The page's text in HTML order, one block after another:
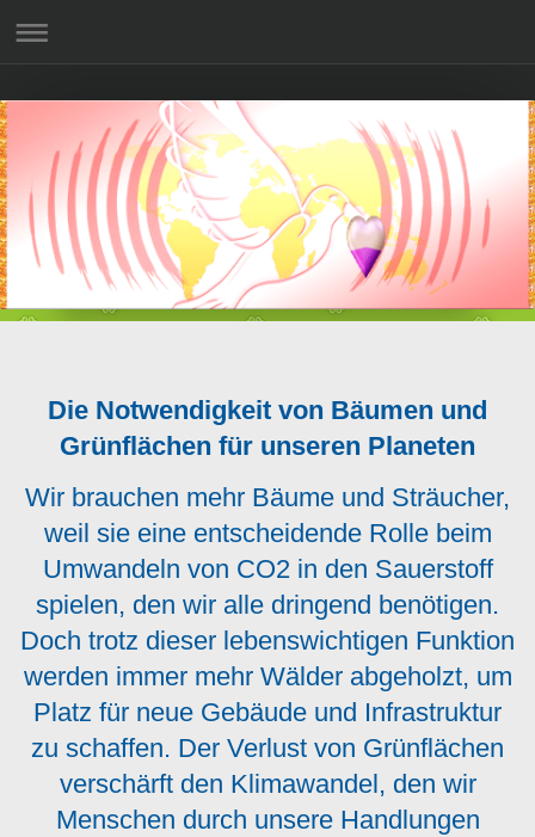
Die Notwendigkeit von Bäumen und
Grünflächen für unseren Planeten
Wir brauchen mehr Bäume und Sträucher,
weil sie eine entscheidende Rolle beim
Umwandeln von CO2 in den Sauerstoff
spielen, den wir alle dringend benötigen.
Doch trotz dieser lebenswichtigen Funktion
werden immer mehr Wälder abgeholzt, um
Platz für neue Gebäude und Infrastruktur
zu schaffen. Der Verlust von Grünflächen
verschärft den Klimawandel, den wir
Menschen durch unsere Handlungen